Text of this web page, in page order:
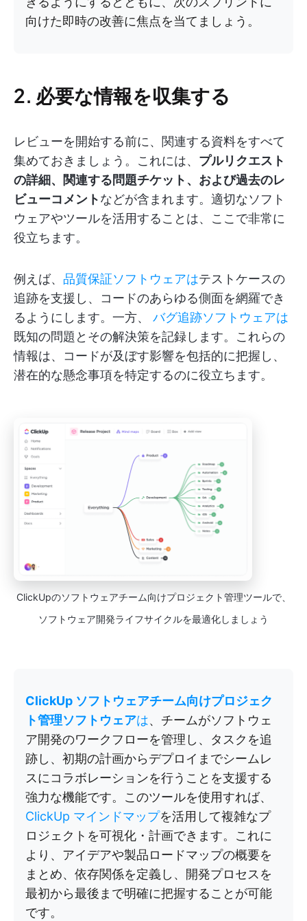
向けた即時の改善に焦点を当てましょう。
2. 必要な情報を収集する
レビューを開始する前に、関連する資料をすべて
集めておきましょう。これには、 プルリクエスト
の詳細、関連する問題チケット、および過去のレ
ビューコメントなどが含まれます。適切なソフト
ウェアやツールを活用することは、ここで非常に
役立ちます。
例えば、 品質保証ソフトウェアはテストケースの
追跡を支援し、コードのあらゆる側面を網羅でき
るようにします。一方、
バグ追跡ソフトウェアは
既知の問題とその解決策を記録します。これらの
情報は、コードが及ぼす影響を包括的に把握し、
潜在的な懸念事項を特定するのに役立ちます。
ClickUpのソフトウェアチーム向けプロジェクト管理ツールで、
ソフトウェア開発ライフサイクルを最適化しましょう
ClickUp ソフトウェアチーム向けプロジェク
ト管理ソフトウェアは、チームがソフトウェ
ア開発のワークフローを管理し、タスクを追
跡し、初期の計画からデプロイまでシームレ
スにコラボレーションを行うことを支援する
強力な機能です。このツールを使用すれば、
ClickUp マインドマップを活用して複雑なプ
ロジェクトを可視化・計画できます。これに
より、アイデアや製品ロードマップの概要を
まとめ、依存関係を定義し、開発プロセスを
最初から最後まで明確に把握することが可能
です。